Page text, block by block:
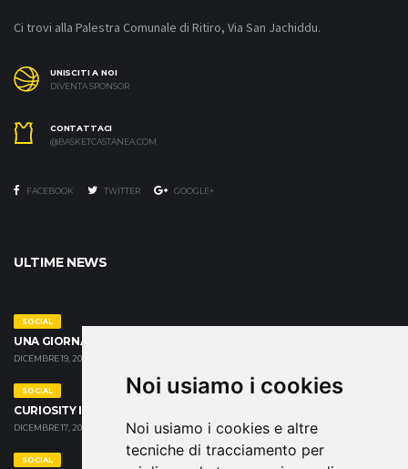
Noi usiamo i cookies
Noi usiamo i cookies e altre
tecniche di tracciamento per
Ci trovi alla Palestra Comunale di Ritiro, Via San Jachiddu.
UNISCITI A NOI
DIVENTA SPONSOR
CONTATTACI
@BASKETCASTANEA.COM
FACEBOOK TWITTER GOOGLE+
ULTIME NEWS
SOCIAL
UNA GIORNATA SPECIALE ALLA CASA FAMIGLIA CRISTO RE
DICEMBRE 19, 2024
SOCIAL
CURIOSITY IS YOUR SUPER POWER
DICEMBRE 17, 2024
SOCIAL